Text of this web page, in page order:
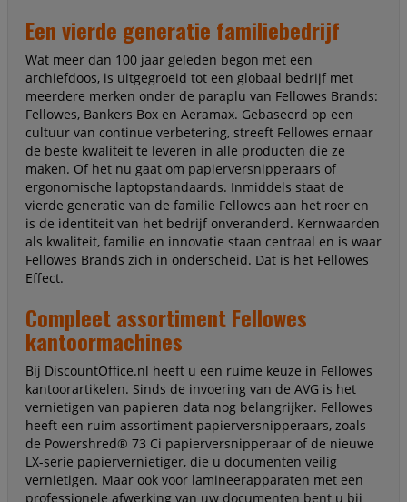
Een vierde generatie familiebedrijf
Wat meer dan 100 jaar geleden begon met een
archiefdoos, is uitgegroeid tot een globaal bedrijf met
meerdere merken onder de paraplu van Fellowes Brands:
Fellowes, Bankers Box en Aeramax. Gebaseerd op een
cultuur van continue verbetering, streeft Fellowes ernaar
de beste kwaliteit te leveren in alle producten die ze
maken. Of het nu gaat om papierversnipperaars of
ergonomische laptopstandaards. Inmiddels staat de
vierde generatie van de familie Fellowes aan het roer en
is de identiteit van het bedrijf onveranderd. Kernwaarden
als kwaliteit, familie en innovatie staan centraal en is waar
Fellowes Brands zich in onderscheid. Dat is het Fellowes
Effect.
Compleet assortiment Fellowes
kantoormachines
Bij DiscountOffice.nl heeft u een ruime keuze in Fellowes
kantoorartikelen. Sinds de invoering van de AVG is het
vernietigen van papieren data nog belangrijker. Fellowes
heeft een ruim assortiment papierversnipperaars, zoals
de Powershred® 73 Ci papierversnipperaar of de nieuwe
LX-serie papiervernietiger, die u documenten veilig
vernietigen. Maar ook voor lamineerapparaten met een
professionele afwerking van uw documenten bent u bij